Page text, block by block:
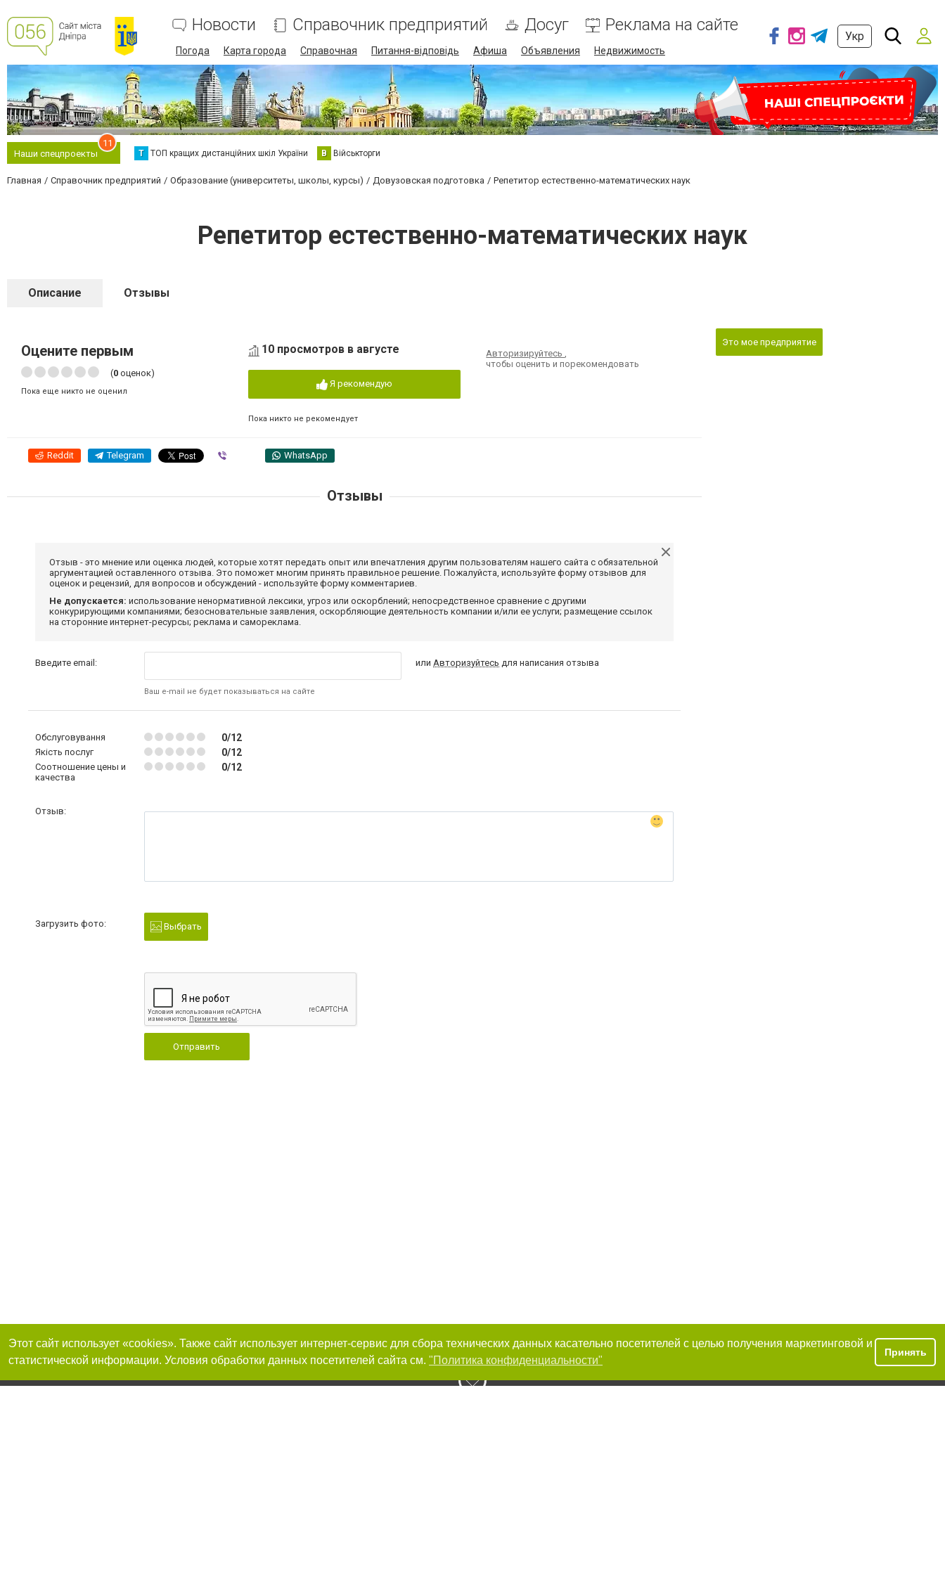
Новости Справочник предприятий Досуг Реклама на сайте
Погода Карта города Справочная Питання-відповідь Афиша Объявления Недвижимость
Укр
Наши спецпроекты
11
Т ТОП кращих дистанційних шкіл України В Військторги
Главная Справочник предприятий Образование (университеты, школы, курсы) Довузовская подготовка Репетитор естественно-математических наук
Репетитор естественно-математических наук
Описание Отзывы
Оцените первым
(0 оценок)
Пока еще никто не оценил
10 просмотров в августе
Я рекомендую
Пока никто не рекомендует
Авторизируйтесь,
чтобы оценить и порекомендовать
Reddit Telegram WhatsApp
Это мое предприятие
Отзывы
Отзыв - это мнение или оценка людей, которые хотят передать опыт или впечатления другим пользователям нашего сайта с обязательной
аргументацией оставленного отзыва. Это поможет многим принять правильное решение. Пожалуйста, используйте форму отзывов для
оценок и рецензий, для вопросов и обсуждений - используйте форму комментариев.
Не допускается: использование ненормативной лексики, угроз или оскорблений; непосредственное сравнение с другими
конкурирующими компаниями; безосновательные заявления, оскорбляющие деятельность компании и/или ее услуги; размещение ссылок
на сторонние интернет-ресурсы; реклама и самореклама.
Введите email:
Ваш e-mail не будет показываться на сайте
или Авторизуйтесь для написания отзыва
Обслуговування 0/12
Якість послуг 0/12
Соотношение цены и
качества
0/12
Отзыв:
Загрузить фото: Выбрать
Отправить
Этот сайт использует «cookies». Также сайт использует интернет-сервис для сбора технических данных касательно посетителей с целью получения маркетинговой и
статистической информации. Условия обработки данных посетителей сайта см. "Политика конфиденциальности"
Принять